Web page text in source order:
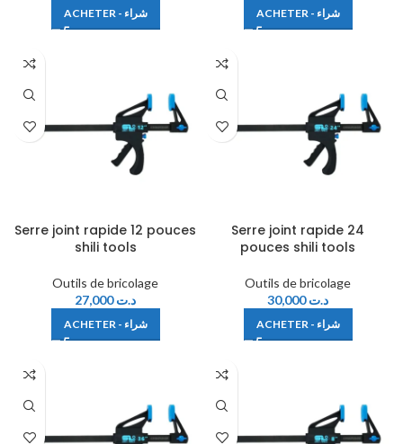
ACHETER - شراء ACHETER - شراء
Serre joint rapide 12 pouces
shili tools
Outils de bricolage
د.ت27,000
ACHETER - شراء
Serre joint rapide 24
pouces shili tools
Outils de bricolage
د.ت30,000
ACHETER - شراء